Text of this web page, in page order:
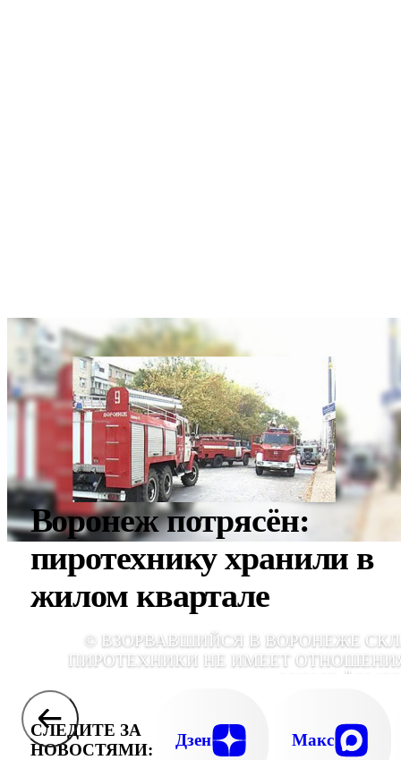
Воронеж потрясён:
пиротехнику хранили в
жилом квартале
© ВЗОРВАВШИЙСЯ В ВОРОНЕЖЕ
ПИРОТЕХНИКИ НЕ ИМЕЕТ
ФИРМЕ
СЛЕДИТЕ ЗА
НОВОСТЯМИ:
Дзен Макс